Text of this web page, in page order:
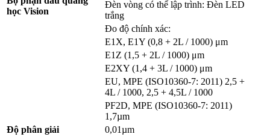
học Vision
Đèn vòng có thể lập trình: Đèn LED
trắng
Đo độ chính xác:
E1X, E1Y (0,8 + 2L / 1000) μm
E1Z (1,5 + 2L / 1000) μm
E2XY (1,4 + 3L / 1000) μm
EU, MPE (ISO10360-7: 2011) 2,5 +
4L / 1000, 2,5 + 4,5L / 1000
PF2D, MPE (ISO10360-7: 2011)
1,7µm
Độ phân giải
0,01µm